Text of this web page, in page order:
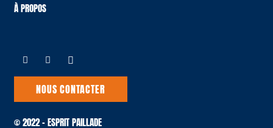
À PROPOS
NOUS CONTACTER
© 2022 – ESPRIT PAILLADE